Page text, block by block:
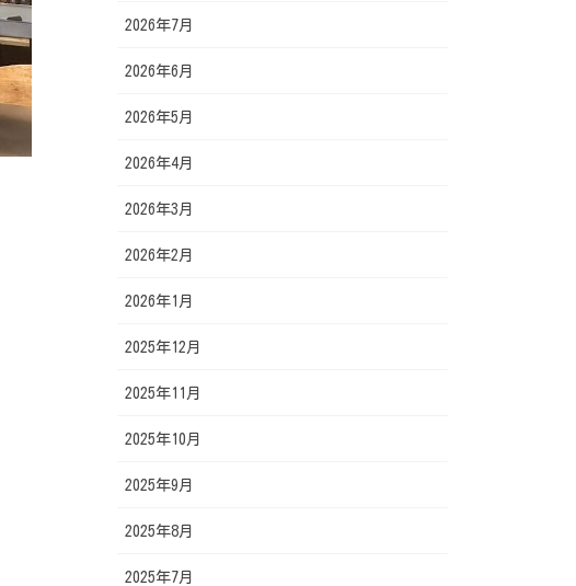
2026年7月
2026年6月
2026年5月
2026年4月
2026年3月
2026年2月
2026年1月
2025年12月
2025年11月
2025年10月
2025年9月
2025年8月
2025年7月